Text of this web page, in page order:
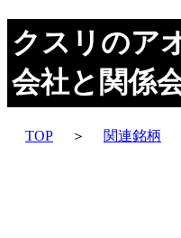
クスリのア
会社と関係
TOP ＞ 関連銘柄